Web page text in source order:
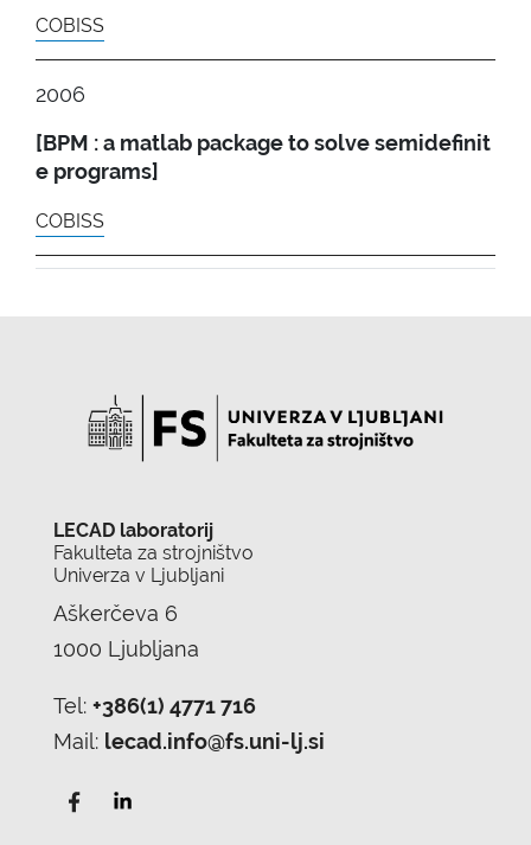
COBISS
2006
[BPM : a matlab package to solve semidefinit
e programs]
COBISS
LECAD laboratorij
Fakulteta za strojništvo
Univerza v Ljubljani
Aškerčeva 6
1000 Ljubljana
Tel: +386(1) 4771 716
Mail: lecad.info@fs.uni-lj.si